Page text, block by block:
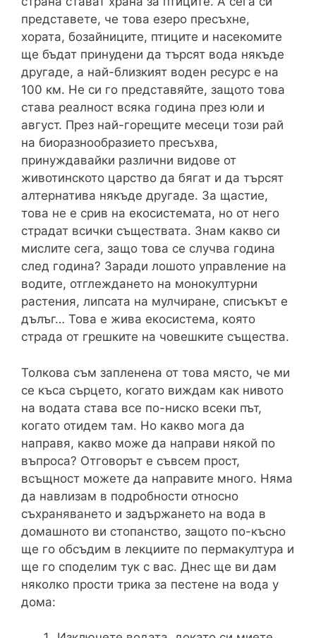
представете, че това езеро пресъхне,
хората, бозайниците, птиците и насекомите
ще бъдат принудени да търсят вода някъде
другаде, а най-близкият воден ресурс е на
100 км. Не си го представяйте, защото това
става реалност всяка година през юли и
август. През най-горещите месеци този рай
на биоразнообразието пресъхва,
принуждавайки различни видове от
животинското царство да бягат и да търсят
алтернатива някъде другаде. За щастие,
това не е срив на екосистемата, но от него
страдат всички съществата. Знам какво си
мислите сега, защо това се случва година
след година? Заради лошото управление на
водите, отглеждането на монокултурни
растения, липсата на мулчиране, списъкът е
дълъг… Това е жива екосистема, която
страда от грешките на човешките същества.
Толкова съм запленена от това място, че ми
се къса сърцето, когато виждам как нивото
на водата става все по-ниско всеки път,
когато отидем там. Но какво мога да
направя, какво може да направи някой по
въпроса? Отговорът е съвсем прост,
всъщност можете да направите много. Няма
да навлизам в подробности относно
съхраняването и задържането на вода в
домашното ви стопанство, защото по-късно
ще го обсъдим в лекциите по пермакултура и
ще го споделим тук с вас. Днес ще ви дам
няколко прости трика за пестене на вода у
дома: